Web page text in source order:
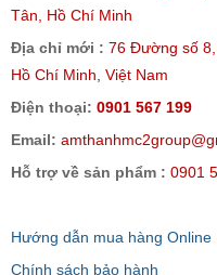
Tân, Hồ Chí Minh
Địa chỉ mới : 76 Đường số
Hồ Chí Minh, Việt Nam
Điện thoại: 0901 567 199
Email:
Hỗ trợ về sản phẩm : 0901
Hướng dẫn mua hàng Online
Chính sách bảo hành